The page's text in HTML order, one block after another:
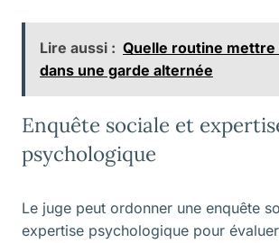
Lire aussi : Quelle routine mettre
dans une garde alternée
Enquête sociale et
psychologique
Le juge peut ordonner une enquête
expertise psychologique pour